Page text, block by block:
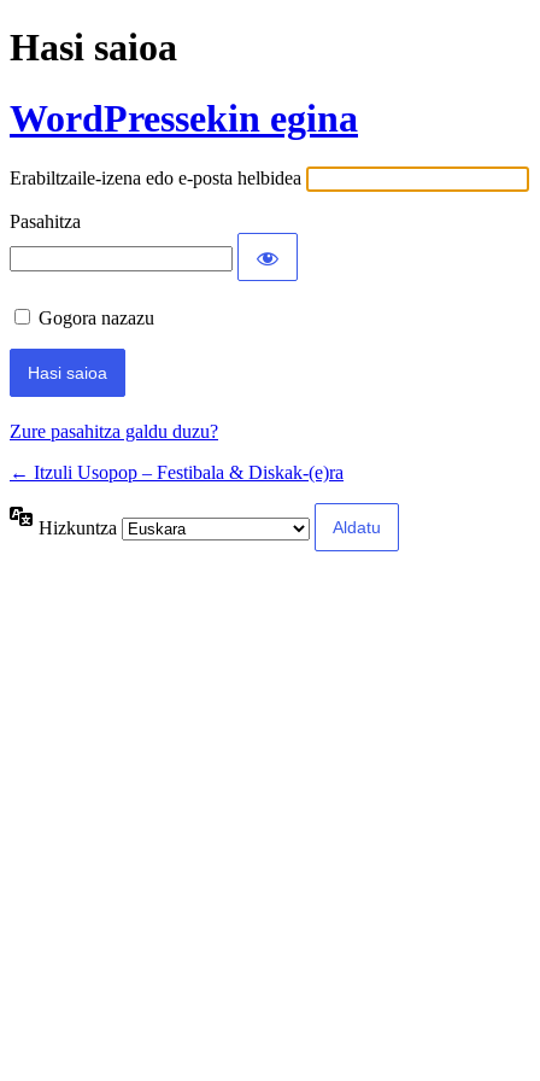
Hasi saioa
WordPressekin egina
Erabiltzaile-izena edo e-posta helbidea
Pasahitza
Gogora nazazu
Zure pasahitza galdu duzu?
← Itzuli Usopop – Festibala & Diskak-(e)ra
Hizkuntza